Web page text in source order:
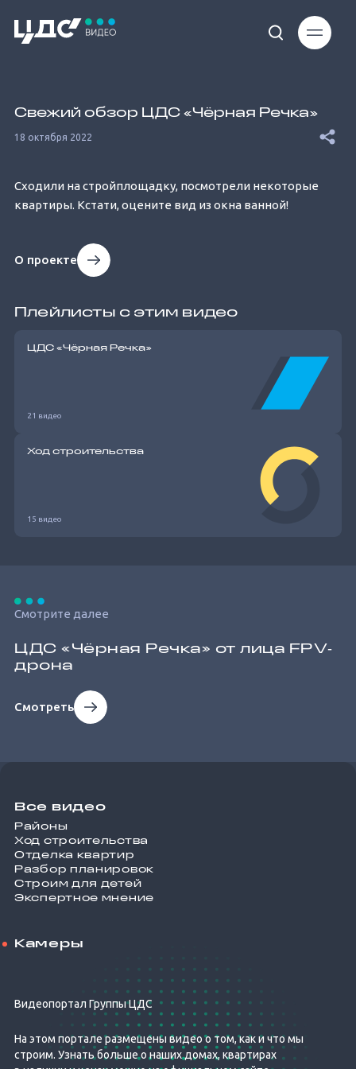
12.74%
Свежий обзор ЦДС «Чёрная Речка»
18 октября 2022
Сходили на стройплощадку, посмотрели некоторые
квартиры. Кстати, оцените вид из окна ванной!
О проекте
Плейлисты с этим видео
ЦДС «Чёрная Речка»
21 видео
Ход строительства
15 видео
Смотрите далее
ЦДС «Чёрная Речка» от лица FPV‐
дрона
Смотреть
Все видео
Районы
Ход строительства
Отделка квартир
Разбор планировок
Строим для детей
Экспертное мнение
Камеры
Видеопортал Группы ЦДС
На этом портале размещены видео о том, как и что мы
строим. Узнать больше о наших домах, квартирах